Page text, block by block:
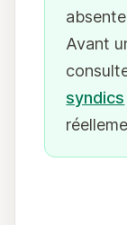
Avant
syndics